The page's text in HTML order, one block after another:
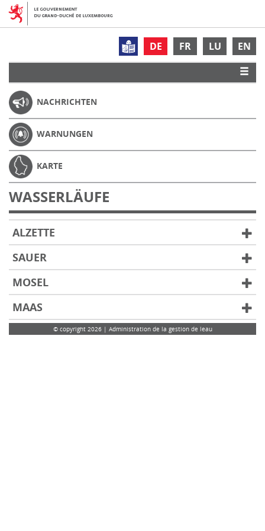
DE FR LU EN
NACHRICHTEN
WARNUNGEN
KARTE
WASSERLÄUFE
ALZETTE
SAUER
MOSEL
MAAS
© copyright 2026 | Administration de la gestion de leau